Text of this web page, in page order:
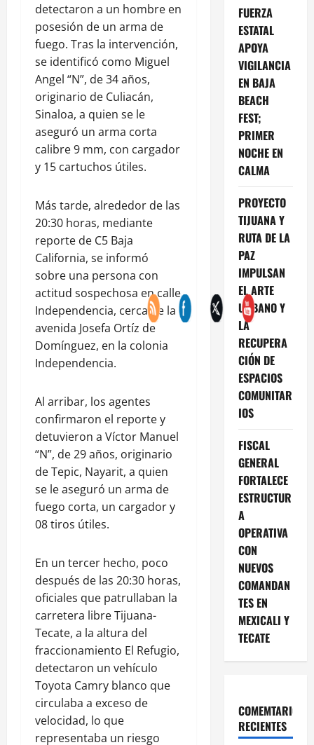
detectaron a un hombre en
posesión de un arma de
fuego. Tras la intervención,
se identificó como Miguel
Angel “N”, de 34 años,
originario de Culiacán,
Sinaloa, a quien se le
aseguró un arma corta
calibre 9 mm, con cargador
y 15 cartuchos útiles.
Más tarde, alrededor de las
20:30 horas, mediante
reporte de C5 Baja
California, se informó
sobre una persona con
actitud sospechosa en calle
Independencia, cerca de la
avenida Josefa Ortíz de
Domínguez, en la colonia
Independencia.
Al arribar, los agentes
confirmaron el reporte y
detuvieron a Víctor Manuel
“N”, de 29 años, originario
de Tepic, Nayarit, a quien
se le aseguró un arma de
fuego corta, un cargador y
08 tiros útiles.
En un tercer hecho, poco
después de las 20:30 horas,
oficiales que patrullaban la
carretera libre Tijuana-
Tecate, a la altura del
fraccionamiento El Refugio,
detectaron un vehículo
Toyota Camry blanco que
circulaba a exceso de
velocidad, lo que
representaba un riesgo
FUERZA
ESTATAL
APOYA
VIGILANCIA
EN BAJA
BEACH
FEST;
PRIMER
NOCHE EN
CALMA
PROYECTO
TIJUANA Y
RUTA DE LA
PAZ
IMPULSAN
EL ARTE
URBANO Y
LA
RECUPERA
CIÓN DE
ESPACIOS
COMUNITAR
IOS
FISCAL
GENERAL
FORTALECE
ESTRUCTUR
A
OPERATIVA
CON
NUEVOS
COMANDAN
TES EN
MEXICALI Y
TECATE
COMEMTARIOS
RECIENTES